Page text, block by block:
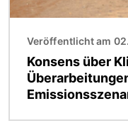
Veröffentlicht am
Konsens über